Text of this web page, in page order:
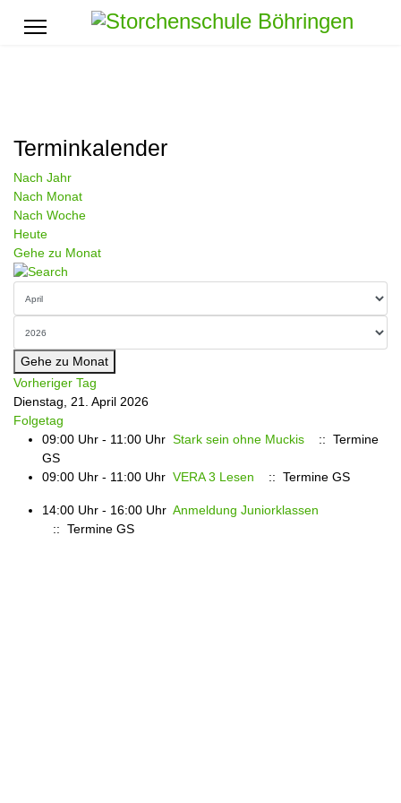
Terminkalender
Nach Jahr
Nach Monat
Nach Woche
Heute
Gehe zu Monat
Gehe zu Monat
Vorheriger Tag
Dienstag, 21. April 2026
Folgetag
09:00 Uhr - 11:00 Uhr Stark sein ohne Muckis
:: Termine
GS
09:00 Uhr - 11:00 Uhr VERA 3 Lesen :: Termine GS
14:00 Uhr - 16:00 Uhr Anmeldung Juniorklassen
:: Termine GS